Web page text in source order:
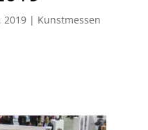
2019| Kunstmessen